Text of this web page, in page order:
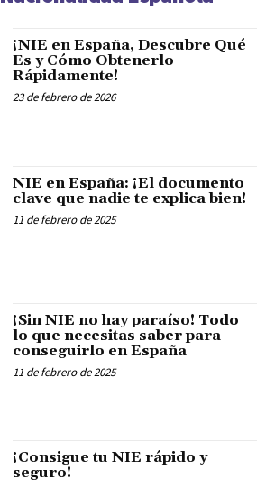
¡NIE en España, Descubre Qué
Es y Cómo Obtenerlo
Rápidamente!
23 de febrero de 2026
NIE en España: ¡El documento
clave que nadie te explica bien!
11 de febrero de 2025
¡Sin NIE no hay paraíso! Todo
lo que necesitas saber para
conseguirlo en España
11 de febrero de 2025
¡Consigue tu NIE rápido y
seguro!